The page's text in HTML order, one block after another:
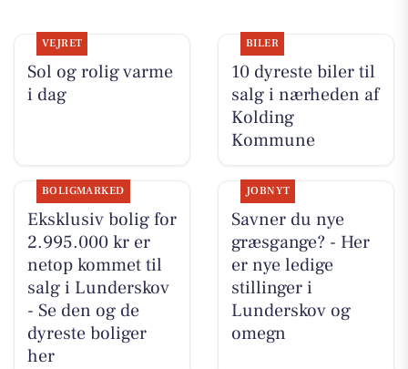
VEJRET
Sol og rolig varme
i dag
BILER
10 dyreste biler til
salg i nærheden af
Kolding
Kommune
BOLIGMARKED
Eksklusiv bolig for
2.995.000 kr er
netop kommet til
salg i Lunderskov
- Se den og de
dyreste boliger
her
JOBNYT
Savner du nye
græsgange? - Her
er nye ledige
stillinger i
Lunderskov og
omegn